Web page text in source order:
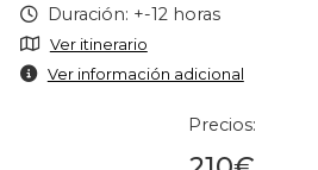
Duración: +-12 horas
Ver itinerario
Ver información adicional
Precios: